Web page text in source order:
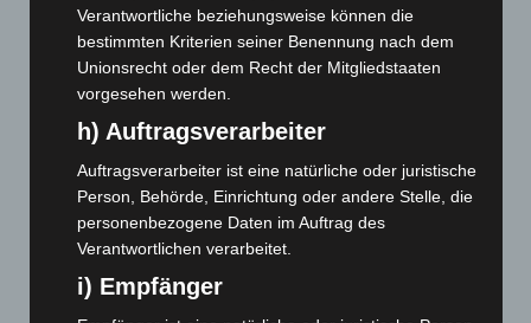
Dezember 2023(130)
November 2023 (130)
Oktober 2023
September 2023
Juli 2023(118)
Juni 2023(142)
April 2023(155)
Verantwortliche beziehungsweise können die
bestimmten Kriterien seiner Benennung nach dem
Unionsrecht oder dem Recht der Mitgliedstaaten
vorgesehen werden.
h) Auftragsverarbeiter
Auftragsverarbeiter ist eine natürliche oder juristische
Person, Behörde, Einrichtung oder andere Stelle, die
personenbezogene Daten im Auftrag des
Verantwortlichen verarbeitet.
i) Empfänger